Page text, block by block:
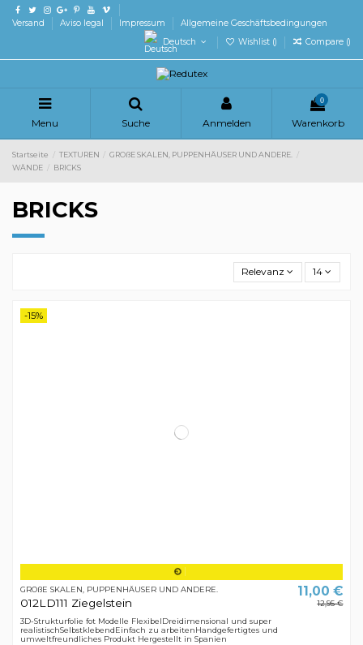
Versand Aviso legal Impressum
Allgemeine Geschäftsbedingungen
Deutsch
Wishlist () Compare ()
Menu Suche Anmelden
0
Warenkorb
Startseite TEXTUREN
GROßE SKALEN, PUPPENHÄUSER UND ANDERE.
WÄNDE
BRICKS
BRICKS
Relevanz 14
-15%
GROßE SKALEN, PUPPENHÄUSER UND ANDERE.
012LD111 Ziegelstein
11,00 €
12,95 €
3D-Strukturfolie fot Modelle FlexibelDreidimensional und super
realistischSelbstklebendEinfach zu arbeitenHandgefertigtes und
umweltfreundliches Produkt Hergestellt in Spanien